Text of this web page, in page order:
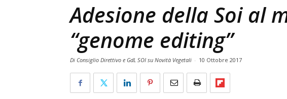
Adesione della Soi al
“genome editing”
Di Consiglio Direttivo e GdL SOI su Novità Vegetali - 10 Ottobre 2017